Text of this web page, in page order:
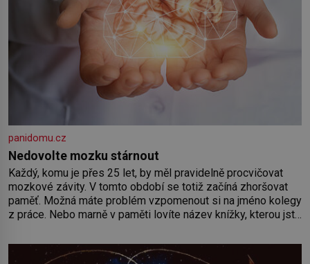
panidomu.cz
Nedovolte mozku stárnout
Každý, komu je přes 25 let, by měl pravidelně procvičovat
mozkové závity. V tomto období se totiž začíná zhoršovat
paměť. Možná máte problém vzpomenout si na jméno kolegy
z práce. Nebo marně v paměti lovíte název knížky, kterou jste
paměť rozhodla stávkovat. Cvičte